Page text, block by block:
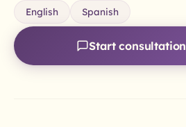
English Spanish
Start consultation